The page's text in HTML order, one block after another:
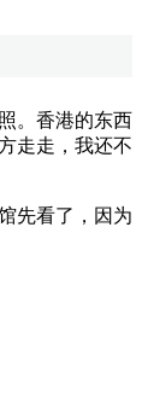
。香港的东西
走走，我还不
先看了，因为